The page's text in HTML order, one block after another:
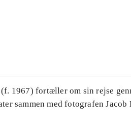
1967) fortæller om sin rejse
sammen med fotografen Jacob